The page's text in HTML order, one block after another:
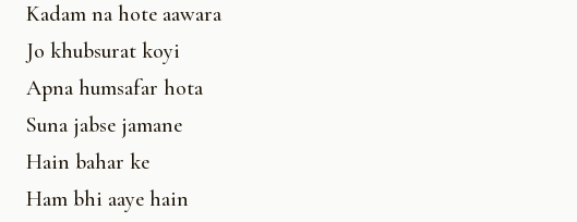
Kadam na hote aawara
Jo khubsurat koyi
Apna humsafar hota
Suna jabse jamane
Hain bahar ke
Ham bhi aaye hain